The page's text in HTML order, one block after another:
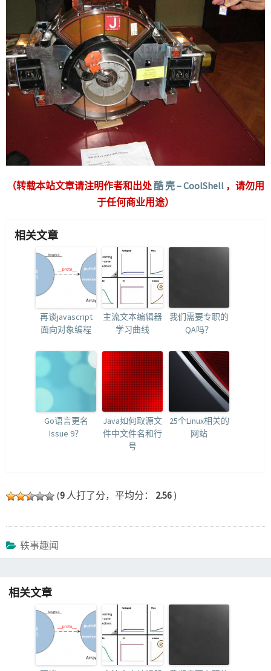
（转载本站文章请注明作者和出处酷 壳 – CoolShell ，请勿用
于任何商业用途）
相关文章
再谈javascript
面向对象编程
主流文本编辑器
学习曲线
我们需要专职的
QA吗？
Go语言更名
Issue 9？
Java如何取源文
件中文件名和行
号
25个Linux相关的
网站
(9 人打了分，平均分： 2.56 )
轶事趣闻
相关文章